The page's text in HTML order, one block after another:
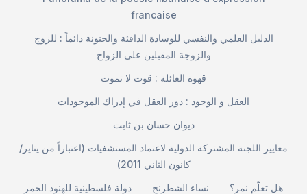
francaise
الدليل العلمي والنفسي للوسادة الدافئة والحنونة دائماً : للزوج
والزوجة المقبلين على الزواج
قهوة العائلة : قوت لا تموت
العقل و الوجود : دور العقل في إدراك الموجودات
ديوان حسان بن ثابت
معايير اللجنة المشتركة الدولية لاعتماد المستشفيات (اعتباراً من يناير/
كانون الثاني 2011)
دولة فلسطينية للهنود الحمر
نساء الشطرنج
هل تعلّم نمر؟